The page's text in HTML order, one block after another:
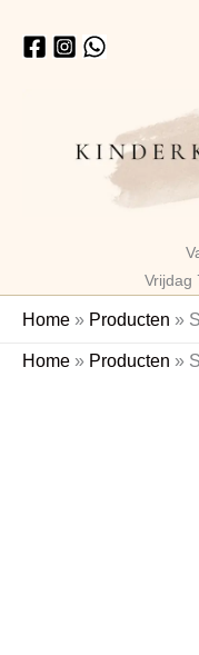
naar
Vrijdag
Home » Producten »
Home » Producten »
Sticker